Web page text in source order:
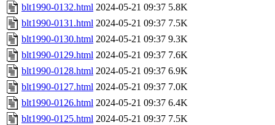
blt1990-0132.html 2024-05-21 09:37 5.8K
blt1990-0131.html 2024-05-21 09:37 7.5K
blt1990-0130.html 2024-05-21 09:37 9.3K
blt1990-0129.html 2024-05-21 09:37 7.6K
blt1990-0128.html 2024-05-21 09:37 6.9K
blt1990-0127.html 2024-05-21 09:37 7.0K
blt1990-0126.html 2024-05-21 09:37 6.4K
blt1990-0125.html 2024-05-21 09:37 7.5K